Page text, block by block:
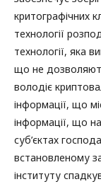
критографічних
технології
технології, яка
що не
володіє
інформації, що
інформації, що
суб’єктах
встановленому
інституту